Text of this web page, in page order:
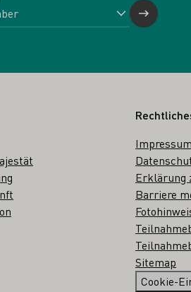
Impressum
Erklärung
Barriere
Sitemap
Cookie-